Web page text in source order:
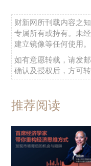
财新网所刊载内容之
专属所有或持有。未
建立镜像等任何使用。
如有意愿转载，请发
确认及授权后，方可转
推荐阅读